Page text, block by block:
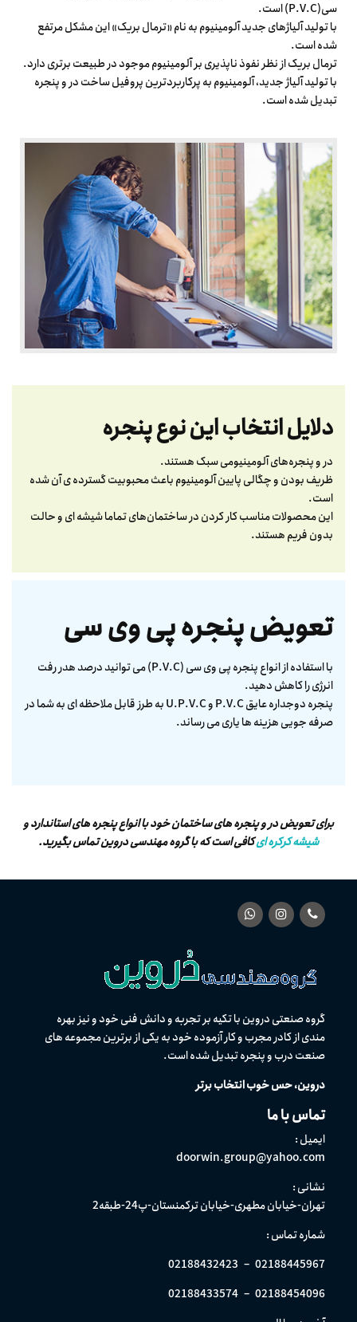
سی(P.V.C) است.
با تولید آلیاژهای جدید آلومینیوم به نام «ترمال بریک» این مشکل مرتفع
شده است.
ترمال بریک از نظر نفوذ ناپذیری بر آلومینیوم موجود در طبیعت برتری دارد.
با تولید آلیاژ جدید، آلومینیوم به پرکاربردترین پروفیل ساخت در و پنجره
تبدیل شده است.
دلایل انتخاب این نوع پنجره
در و پنجره‌های آلومینیومی سبک هستند.
ظریف بودن و چگالی پایین آلومینیوم باعث محبوبیت گسترده ی آن شده
است.
این محصولات مناسب کار کردن در ساختمان‌های تماما شیشه‌ ای و حالت
بدون فریم هستند.
تعویض پنجره پی وی سی
با استفاده از انواع پنجره پی وی سی (P.V.C) می توانید درصد هدر رفت
انرژی را کاهش دهید.
پنجره دوجداره عایق P.V.C و U.P.V.C به طرز قابل ملاحظه ای به شما در
صرفه جویی هزینه ها یاری می رساند.
برای تعویض در و پنجره های ساختمان خود با انواع پنجره های استاندارد و
شیشه کرکره ایکافی است که با گروه مهندسی دروین تماس بگیرید.
گروه صنعتی دروین با تکیه بر تجربه و دانش فنی خود و نیز بهره
مندی از كادر مجرب و کار آزموده خود به یکی از برترین مجموعه های
صنعت درب و پنجره تبدیل شده است.
دروین، حس خوب انتخاب برتر
تماس با ما
ایمیل :
doorwin.group@yahoo.com
نشانی :
تهران-خیابان مطهری-خیابان ترکمنستان-پ24-طبقه2
شماره تماس :
02188445967
–
02188432423
02188454096
–
02188433574